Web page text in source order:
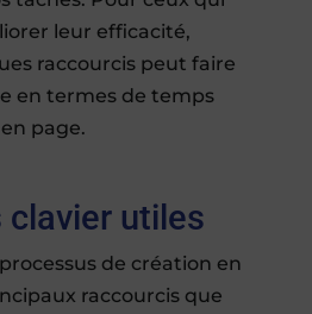
leur efficacité,
raccourcis peut faire
en termes de temps
page.
clavier utiles
de création en
raccourcis que